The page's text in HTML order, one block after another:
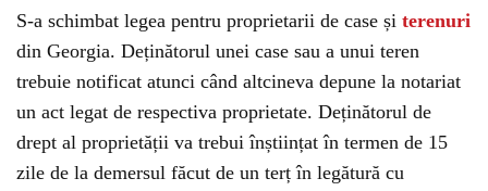
S-a schimbat legea pentru proprietarii de case și terenuri
din Georgia. Deținătorul unei case sau a unui teren
trebuie notificat atunci când altcineva depune la notariat
un act legat de respectiva proprietate. Deținătorul de
drept al proprietății va trebui înștiințat în termen de 15
zile de la demersul făcut de un terț în legătură cu